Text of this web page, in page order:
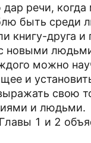
речи,
быть среди
книгу-друга
новыми
можно
и
свою
и людьми.
1 и 2